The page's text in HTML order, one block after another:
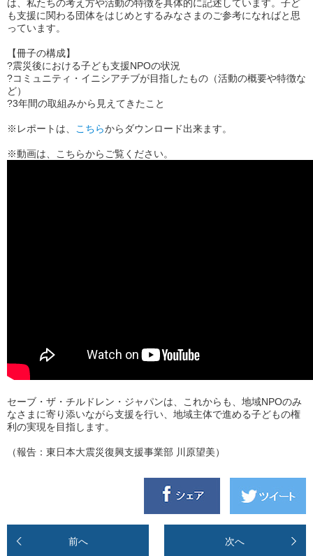
は、私たちの考え方や活動の特徴を具体的に記述しています。子ど
も支援に関わる団体をはじめとするみなさまのご参考になればと思
っています。
【冊子の構成】
?震災後における子ども支援NPOの状況
?コミュニティ・イニシアチブが目指したもの（活動の概要や特徴な
ど）
?3年間の取組みから見えてきたこと
※レポートは、 こちらからダウンロード出来ます。
※動画は、こちらからご覧ください。
セーブ・ザ・チルドレン・ジャパンは、これからも、地域NPOのみ
なさまに寄り添いながら支援を行い、地域主体で進める子どもの権
利の実現を目指します。
（報告：東日本大震災復興支援事業部 川原望美）
前へ 次へ